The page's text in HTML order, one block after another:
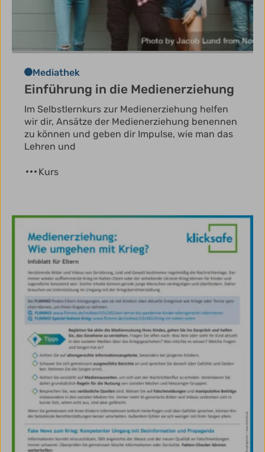
Mediathek
Einführung in die Medienerziehung
Im Selbstlernkurs zur Medienerziehung helfen
wir dir, Ansätze der Medienerziehung benennen
zu können und geben dir Impulse, wie man das
Lehren und
Kurs